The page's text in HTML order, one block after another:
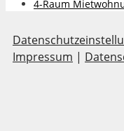
4-Raum
Impressum |